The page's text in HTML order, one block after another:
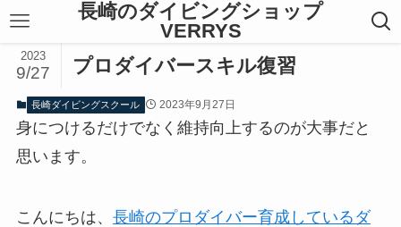
長崎のダイビングショップ
VERRYS
プロダイバースキル復習
2023
9/27
長崎ダイビングスクール 2023年9月27日
身につけるだけでなく維持向上するのが大事だと
思います。
こんにちは、 長崎のプロダイバー育成しているダ